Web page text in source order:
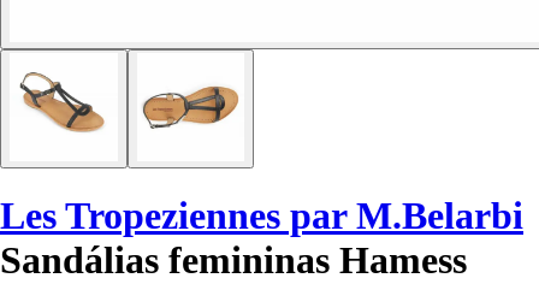
Les Tropeziennes par M.Belarbi
Sandálias femininas Hamess